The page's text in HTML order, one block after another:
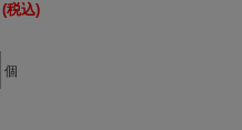
(税込)
個